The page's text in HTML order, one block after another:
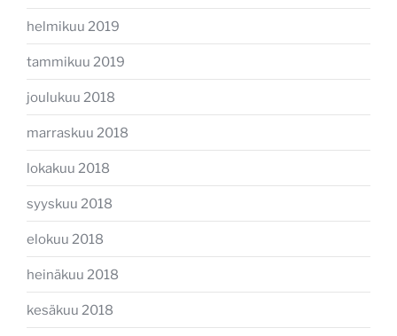
helmikuu 2019
tammikuu 2019
joulukuu 2018
marraskuu 2018
lokakuu 2018
syyskuu 2018
elokuu 2018
heinäkuu 2018
kesäkuu 2018